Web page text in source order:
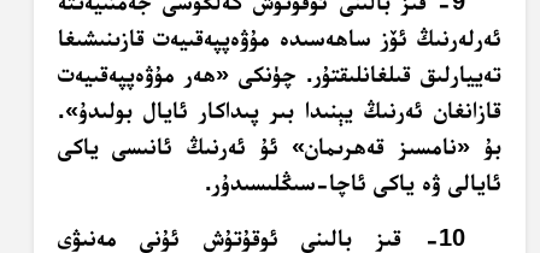
ئەرلەرنىڭ ئۆز ساھەسىدە مۇۋەپپەقىيەت قازىنىشىغا
تەييارلىق قىلغانلىقتۇر. چۈنكى «ھەر مۇۋەپپەقىيەت
قازانغان ئەرنىڭ يېنىدا بىر پىداكار ئايال بولىدۇ».
بۇ «نامسىز قەھرىمان» ئۇ ئەرنىڭ ئانىسى ياكى
ئايالى ۋە ياكى ئاچا-سىڭلىسىدۇر.
10- قىز بالىنى ئوقۇتۇش ئۇنى مەنىۋى